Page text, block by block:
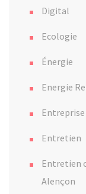
Digital
Ecologie
Énergie
Energie
Entreprise
Entretien
Entretien
Alençon